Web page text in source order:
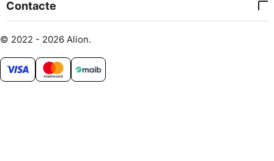
Contacte
© 2022 - 2026 Alion.